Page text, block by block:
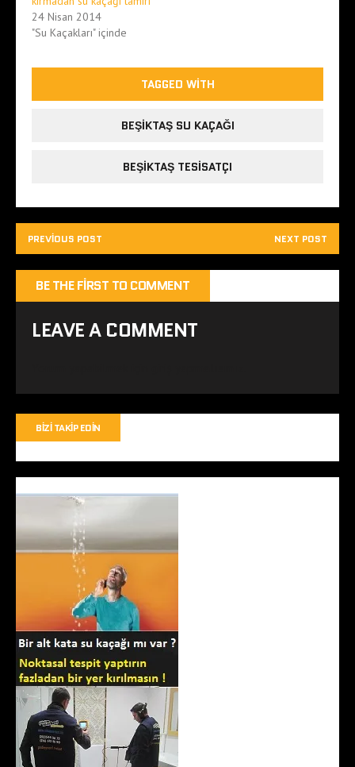
24 Nisan 2014
"Su Kaçakları" içinde
TAGGED WITH
BEŞIKTAŞ SU KAÇAĞI
BEŞIKTAŞ TESISATÇI
PREVIOUS POST NEXT POST
BE THE FIRST TO COMMENT
LEAVE A COMMENT
BIZI TAKIP EDIN